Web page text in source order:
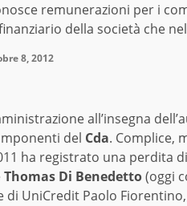
remunerazioni per i
della società che
8, 2012
all’insegna
del Cda. Complice,
ha registrato una perdita
Thomas Di Benedetto(oggi
di UniCredit Paolo